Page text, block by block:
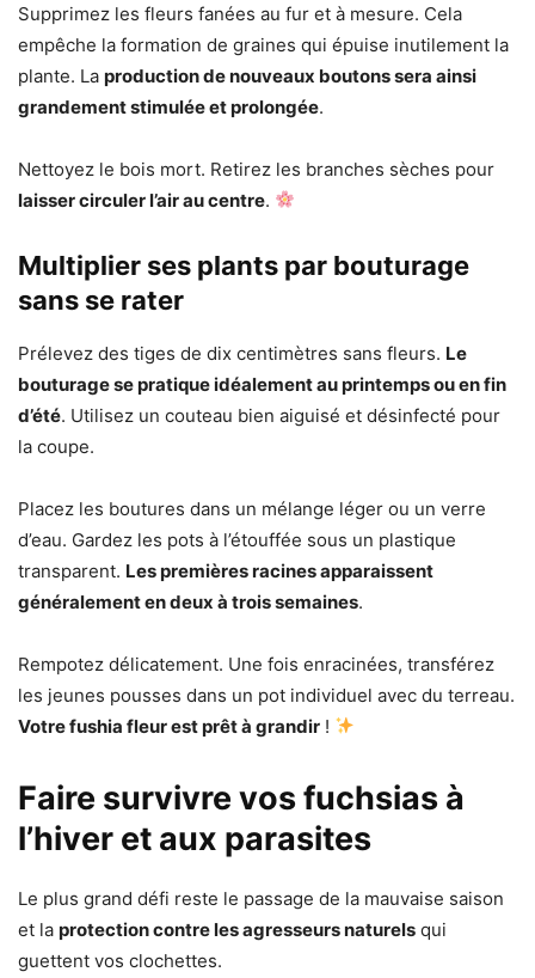
Supprimez les fleurs fanées au fur et à mesure. Cela
empêche la formation de graines qui épuise inutilement la
plante. La production de nouveaux boutons sera ainsi
grandement stimulée et prolongée.
Nettoyez le bois mort. Retirez les branches sèches pour
laisser circuler l’air au centre.
Multiplier ses plants par bouturage
sans se rater
Prélevez des tiges de dix centimètres sans fleurs. Le
bouturage se pratique idéalement au printemps ou en fin
d’été. Utilisez un couteau bien aiguisé et désinfecté pour
la coupe.
Placez les boutures dans un mélange léger ou un verre
d’eau. Gardez les pots à l’étouffée sous un plastique
transparent. Les premières racines apparaissent
généralement en deux à trois semaines.
Rempotez délicatement. Une fois enracinées, transférez
les jeunes pousses dans un pot individuel avec du terreau.
Votre fushia fleur est prêt à grandir !
Faire survivre vos fuchsias à
l’hiver et aux parasites
Le plus grand défi reste le passage de la mauvaise saison
et la protection contre les agresseurs naturels qui
guettent vos clochettes.